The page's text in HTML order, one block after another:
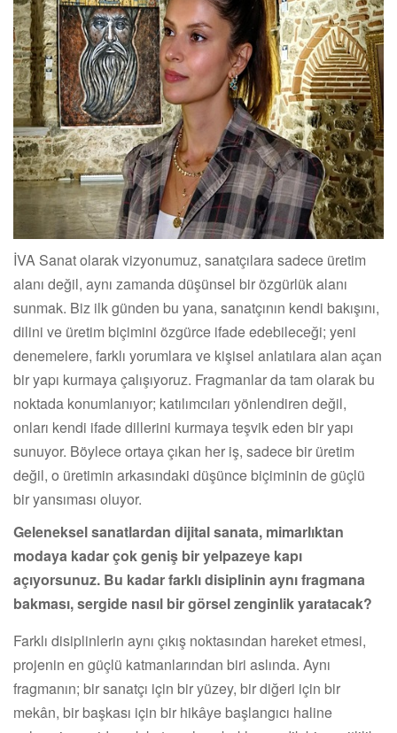
İVA Sanat olarak vizyonumuz, sanatçılara sadece üretim
alanı değil, aynı zamanda düşünsel bir özgürlük alanı
sunmak. Biz ilk günden bu yana, sanatçının kendi bakışını,
dilini ve üretim biçimini özgürce ifade edebileceği; yeni
denemelere, farklı yorumlara ve kişisel anlatılara alan açan
bir yapı kurmaya çalışıyoruz. Fragmanlar da tam olarak bu
noktada konumlanıyor; katılımcıları yönlendiren değil,
onları kendi ifade dillerini kurmaya teşvik eden bir yapı
sunuyor. Böylece ortaya çıkan her iş, sadece bir üretim
değil, o üretimin arkasındaki düşünce biçiminin de güçlü
bir yansıması oluyor.
Geleneksel sanatlardan dijital sanata, mimarlıktan
modaya kadar çok geniş bir yelpazeye kapı
açıyorsunuz. Bu kadar farklı disiplinin aynı fragmana
bakması, sergide nasıl bir görsel zenginlik yaratacak?
Farklı disiplinlerin aynı çıkış noktasından hareket etmesi,
projenin en güçlü katmanlarından biri aslında. Aynı
fragmanın; bir sanatçı için bir yüzey, bir diğeri için bir
mekân, bir başkası için bir hikâye başlangıcı haline